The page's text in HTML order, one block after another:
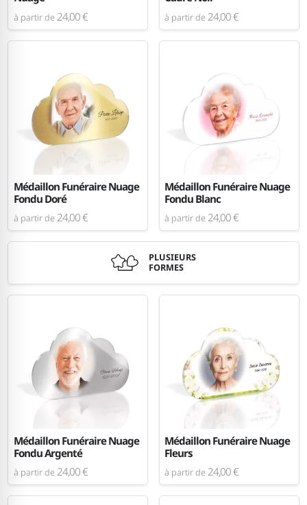
à partir de 24,00 € à partir de 24,00 €
Médaillon Funéraire Nuage
Fondu Doré
à partir de 24,00 €
Médaillon Funéraire Nuage
Fondu Blanc
à partir de 24,00 €
PLUSIEURS
FORMES
Médaillon Funéraire Nuage
Fondu Argenté
à partir de 24,00 €
Médaillon Funéraire Nuage
Fleurs
à partir de 24,00 €